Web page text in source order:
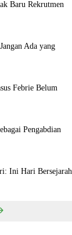
Baru Rekrutmen
Ada yang
Febrie Belum
Pengabdian
Ini Hari Bersejarah